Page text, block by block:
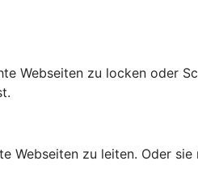
Webseiten zu locken oder
Webseiten zu leiten. Oder